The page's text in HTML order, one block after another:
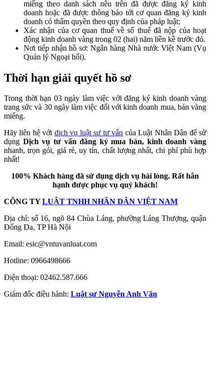
miếng theo danh sách nêu trên đã được đăng ký kinh
doanh hoặc đã được thông báo tới cơ quan đăng ký kinh
doanh có thẩm quyền theo quy định của pháp luật;
Xác nhận của cơ quan thuế về số thuế đã nộp của hoạt
động kinh doanh vàng trong 02 (hai) năm liền kề trước đó.
Nơi tiếp nhận hồ sơ: Ngân hàng Nhà nước Việt Nam (Vụ
Quản lý Ngoại hối).
Thời hạn giải quyết hồ sơ
Trong thời hạn 03 ngày làm việc với đăng ký kinh doanh vàng
trang sức và 30 ngày làm việc đối với kinh doanh mua, bán vàng
miếng.
Hãy liên hệ với dịch vụ luật sư tư vấn của Luật Nhân Dân để sử
dụng Dịch vụ tư vấn đăng ký mua bán, kinh doanh vàng
nhanh, trọn gói, giá rẻ, uy tín, chất lượng nhất, chi phí phù hợp
nhất!
100% Khách hàng đã sử dụng dịch vụ hài lòng. Rất hân
hạnh được phục vụ quý khách!
CÔNG TYLUẬT TNHH NHÂN DÂN VIỆT NAM
Địa chỉ: số 16, ngõ 84 Chùa Láng, phường Láng Thượng, quận
Đống Đa, TP Hà Nội
Email: esic@vntuvanluat.com
Hotline: 0966498666
Điện thoại: 02462.587.666
Giám đốc điều hành: Luật sư Nguyễn Anh Văn